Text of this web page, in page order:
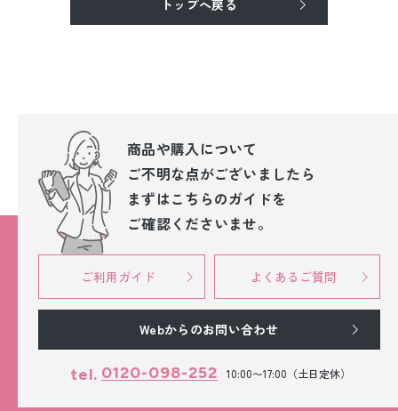
訪問着・付下げレンタル
ベビー着物レンタル
ジュニア着物レンタル
ジュニア洋装レンタル
ベビー洋装レンタル
トップへ戻る
商品や購入について
ご不明な点がございましたら
まずはこちらのガイドを
ご確認くださいませ。
ご利用ガイド よくあるご質問
Webからのお問い合わせ
tel. 0120-098-252 10:00〜17:00（土日定休）